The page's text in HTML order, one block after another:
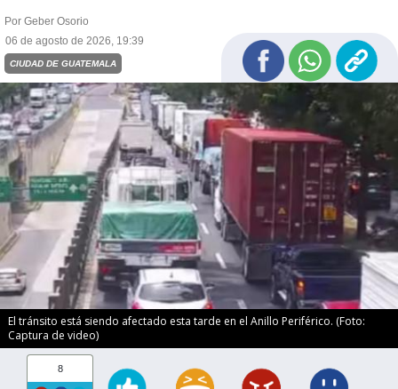
Por Geber Osorio
06 de agosto de 2026, 19:39
CIUDAD DE GUATEMALA
El tránsito está siendo afectado esta tarde en el Anillo Periférico. (Foto:
Captura de video)
8